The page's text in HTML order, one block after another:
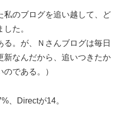
私のブログを追い越して、ど
た。
る。が、Ｎさんブログは毎日
新なんだから、追いつきたか
である。）
、Directが14。